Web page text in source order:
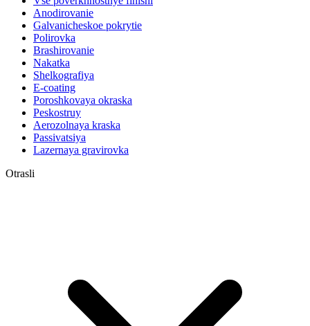
Anodirovanie
Galvanicheskoe pokrytie
Polirovka
Brashirovanie
Nakatka
Shelkografiya
E-coating
Poroshkovaya okraska
Peskostruy
Aerozolnaya kraska
Passivatsiya
Lazernaya gravirovka
Otrasli